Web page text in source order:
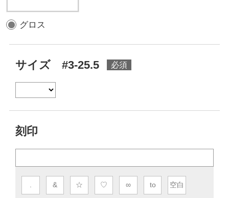
グロス
サイズ #3-25.5
刻印
. & ☆ ♡ ∞ to 空白